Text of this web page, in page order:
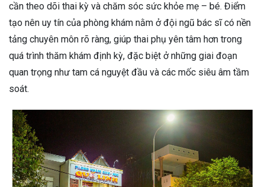
cần theo dõi thai kỳ và chăm sóc sức khỏe mẹ – bé. Điểm
tạo nên uy tín của phòng khám nằm ở đội ngũ bác sĩ có nền
tảng chuyên môn rõ ràng, giúp thai phụ yên tâm hơn trong
quá trình thăm khám định kỳ, đặc biệt ở những giai đoạn
quan trọng như tam cá nguyệt đầu và các mốc siêu âm tầm
soát.